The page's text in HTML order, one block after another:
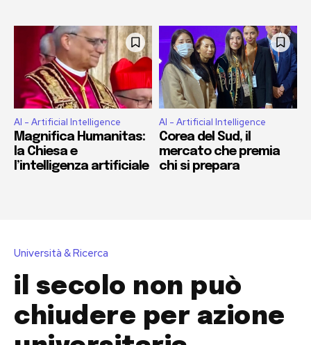
AI - Artificial Intelligence
Magnifica Humanitas:
la Chiesa e
l’intelligenza artificiale
AI - Artificial Intelligence
Corea del Sud, il
mercato che premia
chi si prepara